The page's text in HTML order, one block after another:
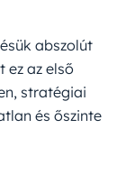
abszolút
ez az első
stratégiai
és őszinte